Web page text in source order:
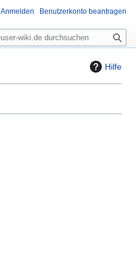
Hilfe
Anmelden Benutzerkonto beantragen